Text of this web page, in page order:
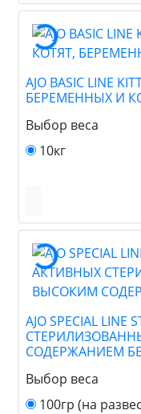
AJO BASIC LINE
БЕРЕМЕННЫХ И
Выбор веса
10кг
AJO SPECIAL
СОДЕРЖАНИЕМ
Выбор веса
100гр (на